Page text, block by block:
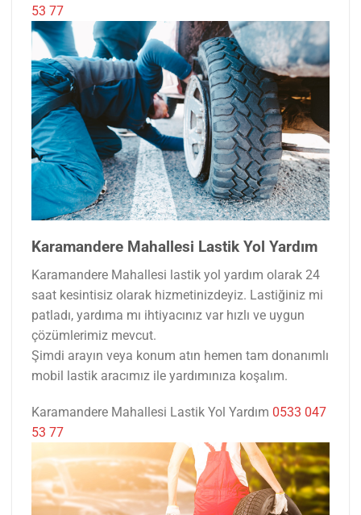
53 77
Karamandere Mahallesi Lastik Yol Yardım
Karamandere Mahallesi lastik yol yardım olarak 24
saat kesintisiz olarak hizmetinizdeyiz. Lastiğiniz mi
patladı, yardıma mı ihtiyacınız var hızlı ve uygun
çözümlerimiz mevcut.
Şimdi arayın veya konum atın hemen tam donanımlı
mobil lastik aracımız ile yardımınıza koşalım.
Karamandere Mahallesi Lastik Yol Yardım 0533 047
53 77